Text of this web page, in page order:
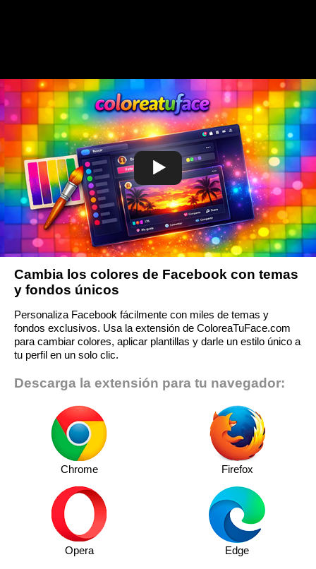
Cambia los colores de Facebook con temas
y fondos únicos
Personaliza Facebook fácilmente con miles de temas y
fondos exclusivos. Usa la extensión de ColoreaTuFace.com
para cambiar colores, aplicar plantillas y darle un estilo único a
tu perfil en un solo clic.
Descarga la extensión para tu navegador:
Chrome Firefox
Opera Edge